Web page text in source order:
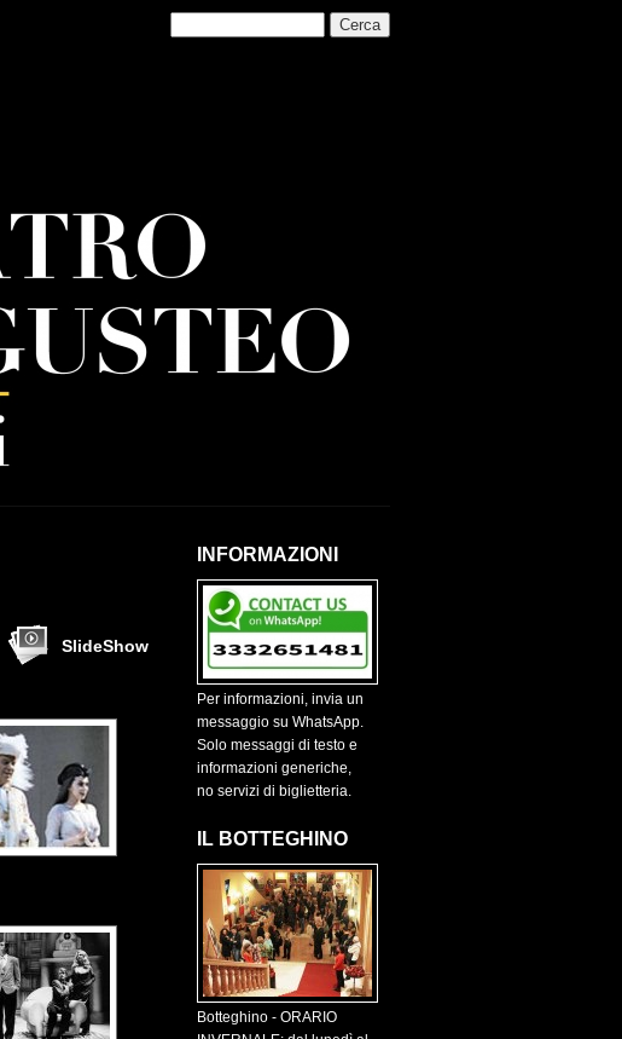
SlideShow
INFORMAZIONI
Per informazioni, invia un
messaggio su WhatsApp.
Solo messaggi di testo e
informazioni generiche,
no servizi di biglietteria.
IL BOTTEGHINO
Botteghino - ORARIO